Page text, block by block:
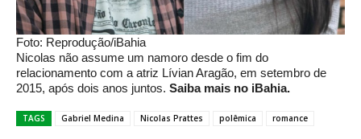
Foto: Reprodução/iBahia
Nicolas não assume um namoro desde o fim do
relacionamento com a atriz Lívian Aragão, em setembro de
2015, após dois anos juntos. Saiba mais no iBahia.
TAGS Gabriel Medina Nicolas Prattes polêmica romance